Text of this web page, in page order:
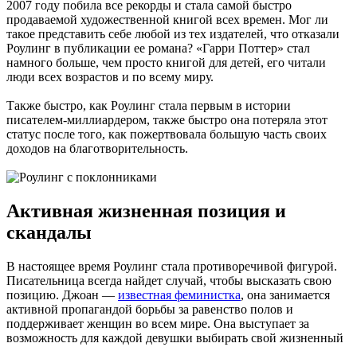
2007 году побила все рекорды и стала самой быстро
продаваемой художественной книгой всех времен. Мог ли
такое представить себе любой из тех издателей, что отказали
Роулинг в публикации ее романа? «Гарри Поттер» стал
намного больше, чем просто книгой для детей, его читали
люди всех возрастов и по всему миру.
Также быстро, как Роулинг стала первым в истории
писателем-миллиардером, также быстро она потеряла этот
статус после того, как пожертвовала большую часть своих
доходов на благотворительность.
Активная жизненная позиция и
скандалы
В настоящее время Роулинг стала противоречивой фигурой.
Писательница всегда найдет случай, чтобы высказать свою
позицию. Джоан — известная феминистка, она занимается
активной пропагандой борьбы за равенство полов и
поддерживает женщин во всем мире. Она выступает за
возможность для каждой девушки выбирать свой жизненный